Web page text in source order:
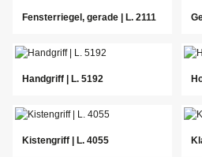
Fensterriegel, gerade | L. 2111
Handgriff | L. 5192
Kistengriff | L. 4055